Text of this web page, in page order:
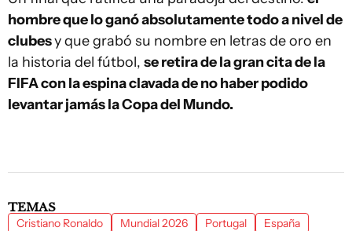
hombre que lo ganó absolutamente todo a nivel de
clubesy que grabó su nombre en letras de oro en
la historia del fútbol, se retira de la gran cita de la
FIFA con la espina clavada de no haber podido
levantar jamás la Copa del Mundo.
TEMAS
Cristiano Ronaldo Mundial 2026 Portugal
España